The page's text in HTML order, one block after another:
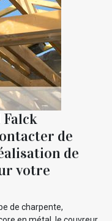
de
de
votre
de charpente,